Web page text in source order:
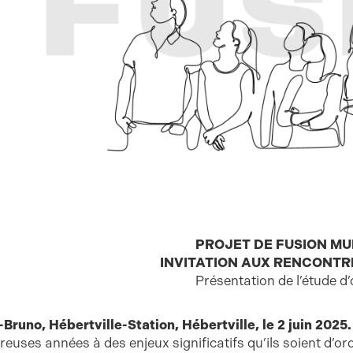
PROJET DE FUSION
INVITATION AUX
Présentation de l’étude
Bruno, Hébertville-Station, Hébertville, le 2 juin 2025.
années à des enjeux significatifs qu’ils soient